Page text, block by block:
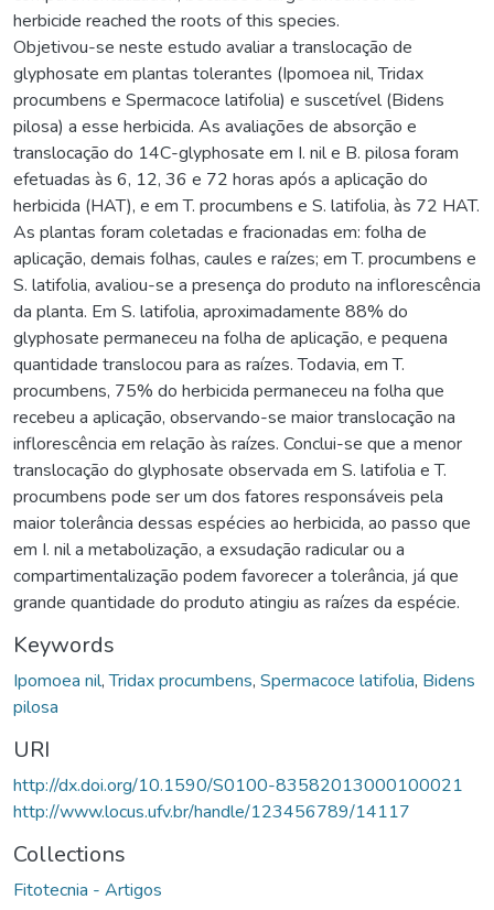
herbicide reached the roots of this species.
Objetivou-se neste estudo avaliar a translocação de
glyphosate em plantas tolerantes (Ipomoea nil, Tridax
procumbens e Spermacoce latifolia) e suscetível (Bidens
pilosa) a esse herbicida. As avaliações de absorção e
translocação do 14C-glyphosate em I. nil e B. pilosa foram
efetuadas às 6, 12, 36 e 72 horas após a aplicação do
herbicida (HAT), e em T. procumbens e S. latifolia, às 72 HAT.
As plantas foram coletadas e fracionadas em: folha de
aplicação, demais folhas, caules e raízes; em T. procumbens e
S. latifolia, avaliou-se a presença do produto na inflorescência
da planta. Em S. latifolia, aproximadamente 88% do
glyphosate permaneceu na folha de aplicação, e pequena
quantidade translocou para as raízes. Todavia, em T.
procumbens, 75% do herbicida permaneceu na folha que
recebeu a aplicação, observando-se maior translocação na
inflorescência em relação às raízes. Conclui-se que a menor
translocação do glyphosate observada em S. latifolia e T.
procumbens pode ser um dos fatores responsáveis pela
maior tolerância dessas espécies ao herbicida, ao passo que
em I. nil a metabolização, a exsudação radicular ou a
compartimentalização podem favorecer a tolerância, já que
grande quantidade do produto atingiu as raízes da espécie.
Keywords
Ipomoea nil,Tridax procumbens, Spermacoce latifolia, Bidens
pilosa
URI
http://dx.doi.org/10.1590/S0100-83582013000100021
http://www.locus.ufv.br/handle/123456789/14117
Collections
Fitotecnia - Artigos